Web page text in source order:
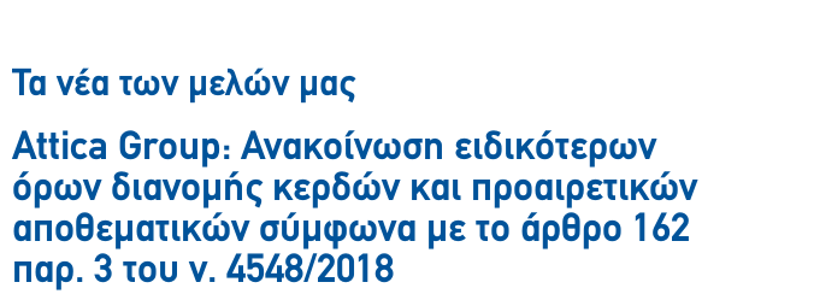
Τα νέα των μελών μας
Attica Group: Ανακοίνωση ειδικότερων
όρων διανομής κερδών και προαιρετικών
αποθεματικών σύμφωνα με το άρθρο 162
παρ. 3 του ν. 4548/2018